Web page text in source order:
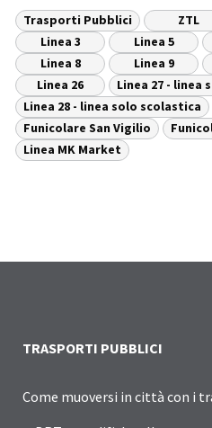
Trasporti Pubblici
ZTL
Linea 3
Linea 5
Linea 8
Linea 9
Linea 26
Linea 27 - linea
Linea 28 - linea solo scolastica
Funicolare San Vigilio
Linea MK Market
TRASPORTI PUBBLICI
Come muoversi in città con i